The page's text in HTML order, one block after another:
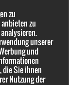
zu
zu
unserer
und
die Sie ihnen
Nutzung der